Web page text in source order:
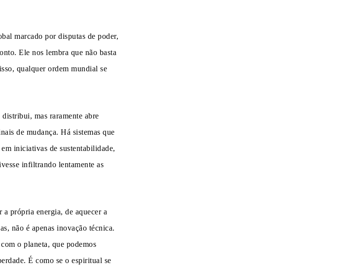
marcado por disputas de poder,
Ele nos lembra que não basta
qualquer ordem mundial se
mas raramente abre
de mudança. Há sistemas que
iniciativas de sustentabilidade,
infiltrando lentamente as
própria energia, de aquecer a
não é apenas inovação técnica.
o planeta, que podemos
É como se o espiritual se